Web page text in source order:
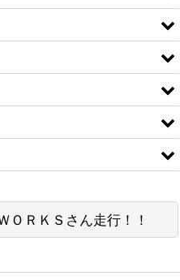
ＲＫＳさん走行！！